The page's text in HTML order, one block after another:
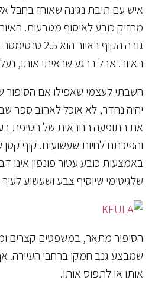
איש עם תיבת נגינה שאוחז בחבל
מחזיק כובע לאיסוף מטבעות.
גובה הקוף באיור
האיור. אבל ברגע שראיתי אותו, נעלם
חשבתי לעצמי שאפילו אם הסיפור
יהיה נהדר, לא אוכל לאהוב ספר
את התופעה הנוראית של חטיפת
והפיכתם לחיות שעשועים. קוף קטן
באמצעות כובע עטור פונפון אינו
שלגיטימי שיוסיף צבע ושעשוע לעיר
הסיפור מתאר, במשפטים קצרים
שמבצע גנב חמקן ברחבי העיירה.
אותו או לתפוס אותו.